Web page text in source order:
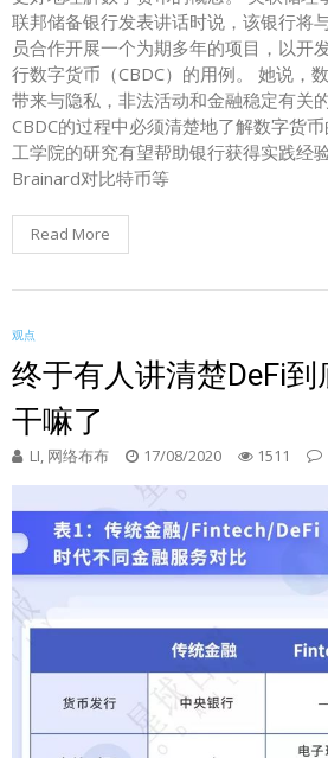
联邦储备银行发表讲话时说，该银行将
员合作开展一个为期多年的项目，以开
行数字货币（CBDC）的用例。 她说，
带来与隐私，非法活动和金融稳定有关
CBDC的过程中必须清楚地了解数字货
工学院的研究有望帮助银行获得实践经
Brainard对比特币等
Read More
观点
终于有人讲清楚DeFi
干嘛了
LI, 网络布布 17/08/2020 1511